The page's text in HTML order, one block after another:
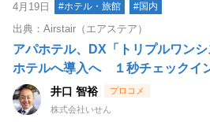
4月19日 #ホテル・旅館 #国内
出典：Airstair（エアステア）
アパホテル、DX「トリプルワン
ホテルへ導入へ １秒チェックイ
井口 智裕
株式会社いせん